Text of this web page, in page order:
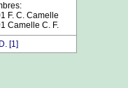
F. C. Camelle
Camelle C. F.
[1]